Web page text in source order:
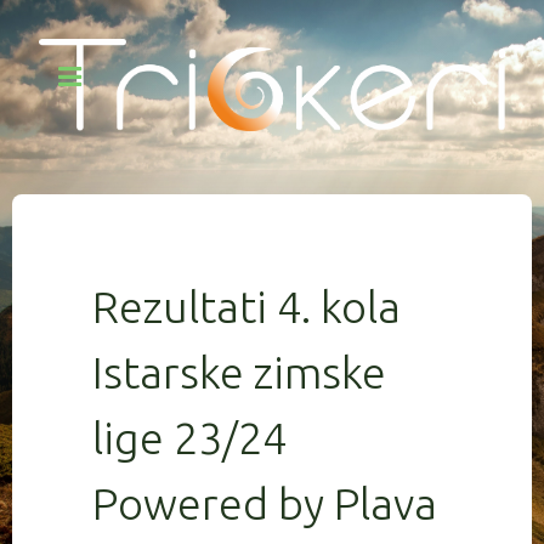
Rezultati 4. kola
Istarske zimske
lige 23/24
Powered by Plava